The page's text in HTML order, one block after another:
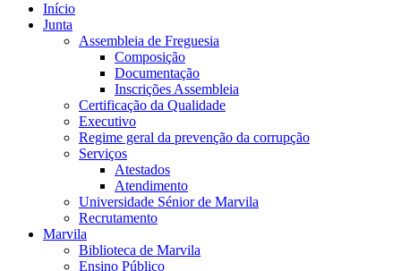
Início
Junta
Assembleia de Freguesia
Composição
Documentação
Inscrições Assembleia
Certificação da Qualidade
Executivo
Regime geral da prevenção da corrupção
Serviços
Atestados
Atendimento
Universidade Sénior de Marvila
Recrutamento
Marvila
Biblioteca de Marvila
Ensino Público